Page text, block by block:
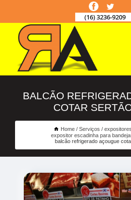
(16) 3236-9209
BALCÃO
COTAR
Home Serviços
expositor escadinha para
balcão refrigerado açougue